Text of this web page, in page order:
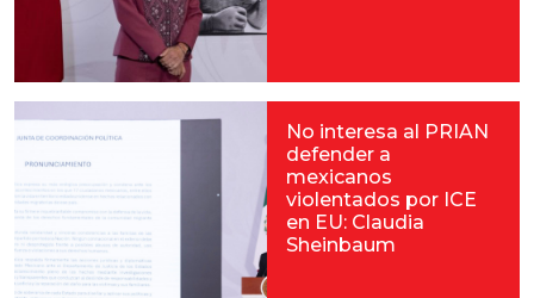
No interesa al PRIAN
defender a
mexicanos
violentados por ICE
en EU: Claudia
Sheinbaum